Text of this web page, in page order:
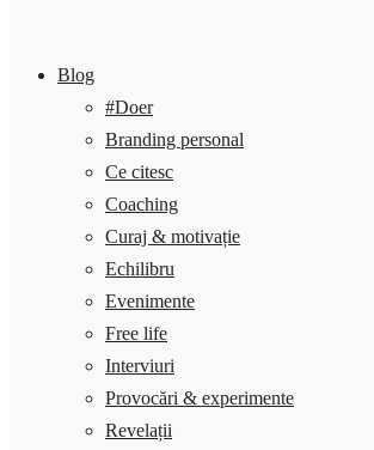
Blog
#Doer
Branding personal
Ce citesc
Coaching
Curaj & motivație
Echilibru
Evenimente
Free life
Interviuri
Provocări & experimente
Revelații